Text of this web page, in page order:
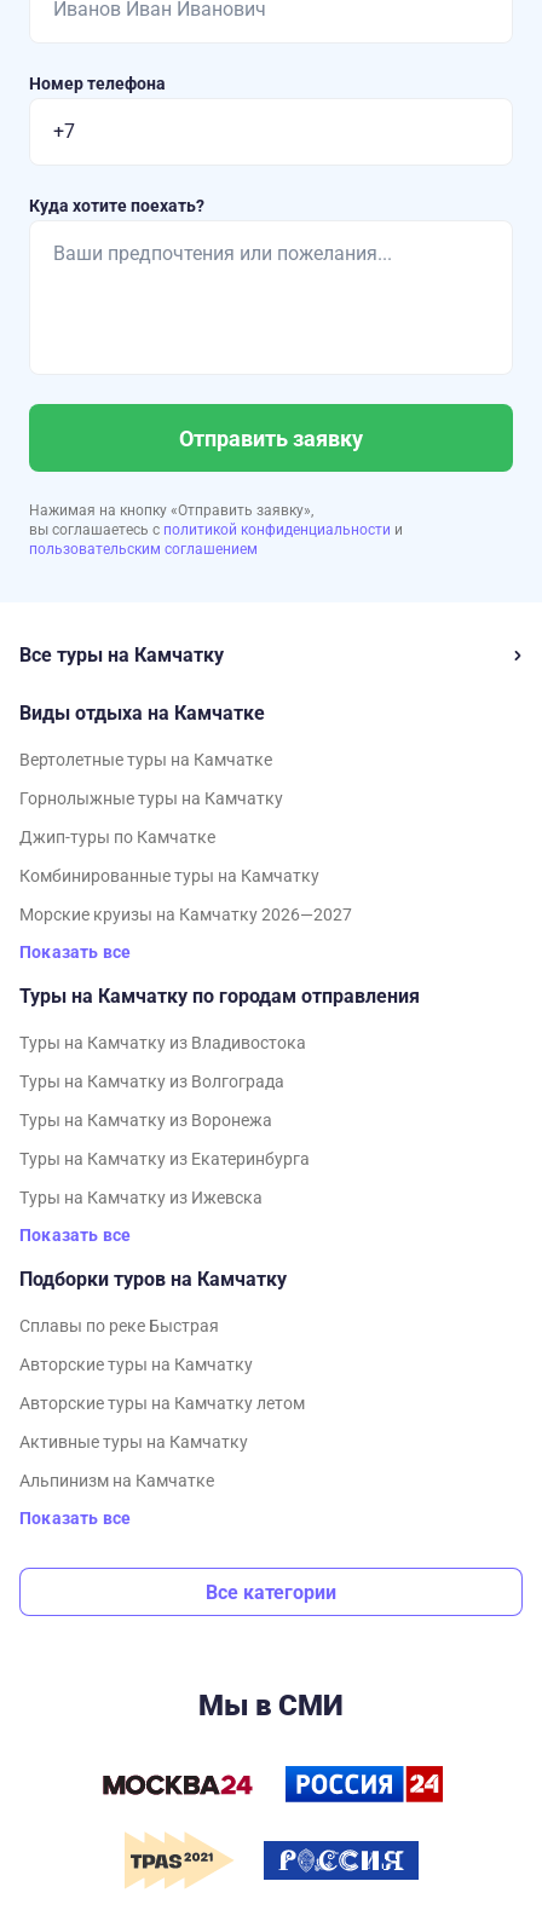
Номер телефона
Куда хотите поехать?
Отправить заявку
Нажимая на кнопку «Отправить заявку»,
вы соглашаетесь с политикой конфиденциальности и
пользовательским соглашением
Все туры на Камчатку
Виды отдыха на Камчатке
Вертолетные туры на Камчатке
Горнолыжные туры на Камчатку
Джип-туры по Камчатке
Комбинированные туры на Камчатку
Морские круизы на Камчатку 2026—2027
Показать все
Туры на Камчатку по городам отправления
Туры на Камчатку из Владивостока
Туры на Камчатку из Волгограда
Туры на Камчатку из Воронежа
Туры на Камчатку из Екатеринбурга
Туры на Камчатку из Ижевска
Показать все
Подборки туров на Камчатку
Cплавы по реке Быстрая
Авторские туры на Камчатку
Авторские туры на Камчатку летом
Активные туры на Камчатку
Альпинизм на Камчатке
Показать все
Все категории
Мы в СМИ